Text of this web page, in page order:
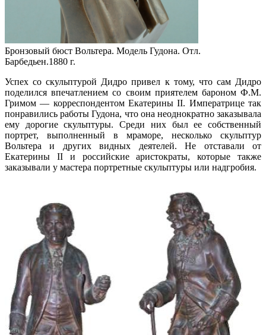
Бронзовый бюст Вольтера. Модель Гудона. Отл.
Барбедьен.1880 г.
Успех со скульптурой Дидро привел к тому, что сам Дидро
поделился впечатлением со своим приятелем бароном Ф.М.
Гримом — корреспондентом Екатерины II. Императрице так
понравились работы Гудона, что она неоднократно заказывала
ему дорогие скульптуры. Среди них был ее собственный
портрет, выполненный в мраморе, несколько скульптур
Вольтера и других видных деятелей. Не отставали от
Екатерины II и российские аристократы, которые также
заказывали у мастера портретные скульптуры или надгробия.